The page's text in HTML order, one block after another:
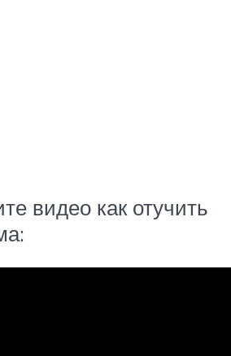
видео как отучить